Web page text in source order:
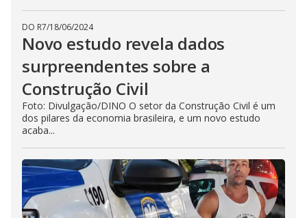
DO R7/18/06/2024
Novo estudo revela dados
surpreendentes sobre a
Construção Civil
Foto: Divulgação/DINO O setor da Construção Civil é um
dos pilares da economia brasileira, e um novo estudo
acaba...